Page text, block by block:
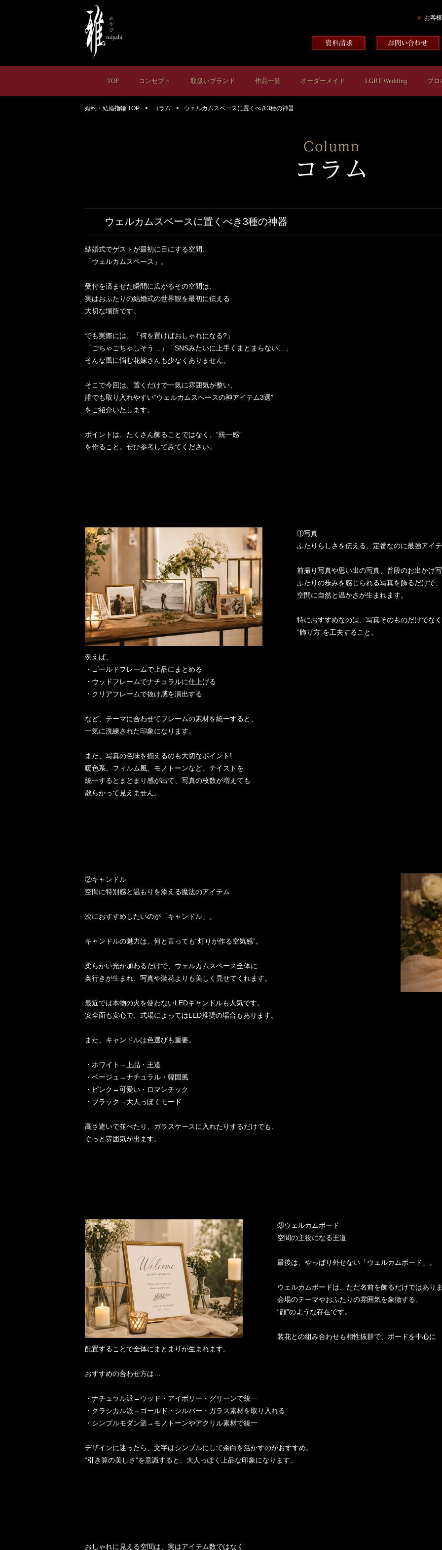
お客
TOP コンセプト 取扱いブランド 作品一覧 オーダーメイド LGBT Wedding プロ
婚約・結婚指輪 TOP コラム ウェルカムスペースに置くべき3種の神器
ウェルカムスペースに置くべき3種の神器
結婚式でゲストが最初に目にする空間、
「ウェルカムスペース」。
受付を済ませた瞬間に広がるその空間は、
実はおふたりの結婚式の世界観を最初に伝える
大切な場所です。
でも実際には、「何を置けばおしゃれになる?」
「ごちゃごちゃしそう…」「SNSみたいに上手くまとまらない…」
そんな風に悩む花嫁さんも少なくありません。
そこで今回は、置くだけで一気に雰囲気が整い、
誰でも取り入れやすい“ウェルカムスペースの神アイテム3選”
をご紹介いたします。
ポイントは、たくさん飾ることではなく、“統一感”
を作ること。ぜひ参考してみてください。
①写真
ふたりらしさを伝える、定番なのに最強アイ
前撮り写真や思い出の写真、普段のお出かけ
ふたりの歩みを感じられる写真を飾るだけで、
空間に自然と温かさが生まれます。
特におすすめなのは、写真そのものだけでなく
“飾り方”を工夫すること。
例えば、
・ゴールドフレームで上品にまとめる
・ウッドフレームでナチュラルに仕上げる
・クリアフレームで抜け感を演出する
など、テーマに合わせてフレームの素材を統一すると、
一気に洗練された印象になります。
また、写真の色味を揃えるのも大切なポイント!
暖色系、フィルム風、モノトーンなど、テイストを
統一するとまとまり感が出て、写真の枚数が増えても
散らかって見えません。
②キャンドル
空間に特別感と温もりを添える魔法のアイテム
次におすすめしたいのが「キャンドル」。
キャンドルの魅力は、何と言っても“灯りが作る空気感”。
柔らかい光が加わるだけで、ウェルカムスペース全体に
奥行きが生まれ、写真や装花よりも美しく見せてくれます。
最近では本物の火を使わないLEDキャンドルも人気です。
安全面も安心で、式場によってはLED推奨の場合もあります。
また、キャンドルは色選びも重要。
・ホワイト→上品・王道
・ベージュ→ナチュラル・韓国風
・ピンク→可愛い・ロマンチック
・ブラック→大人っぽくモード
高さ違いで並べたり、ガラスケースに入れたりするだけでも、
ぐっと雰囲気が出ます。
③ウェルカムボード
空間の主役になる王道
最後は、やっぱり外せない「ウェルカムボード」。
ウェルカムボードは、ただ名前を飾るだけではあり
会場のテーマやおふたりの雰囲気を象徴する、
“顔”のような存在です。
装花との組み合わせも相性抜群で、ボードを中心に
配置することで全体にまとまりが生まれます。
おすすめの合わせ方は…
・ナチュラル派→ウッド・アイボリー・グリーンで統一
・クラシカル派→ゴールド・シルバー・ガラス素材を取り入れる
・シンプルモダン派→モノトーンやアクリル素材で統一
デザインに迷ったら、文字はシンプルにして余白を活かすのがおすすめ。
“引き算の美しさ”を意識すると、大人っぽく上品な印象になります。
おしゃれに見える空間は、実はアイテム数ではなく